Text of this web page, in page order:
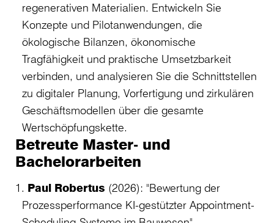
regenerativen Materialien. Entwickeln Sie
Konzepte und Pilotanwendungen, die
ökologische Bilanzen, ökonomische
Tragfähigkeit und praktische Umsetzbarkeit
verbinden, und analysieren Sie die Schnittstellen
zu digitaler Planung, Vorfertigung und zirkulären
Geschäftsmodellen über die gesamte
Wertschöpfungskette.
Betreute Master- und
Bachelorarbeiten
Paul Robertus (2026): "Bewertung der
Prozessperformance KI-gestützter Appointment-